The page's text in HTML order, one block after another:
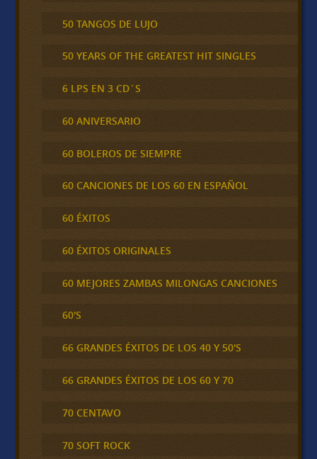
50 TANGOS DE LUJO
50 YEARS OF THE GREATEST HIT SINGLES
6 LPS EN 3 CD´S
60 ANIVERSARIO
60 BOLEROS DE SIEMPRE
60 CANCIONES DE LOS 60 EN ESPAÑOL
60 ÉXITOS
60 ÉXITOS ORIGINALES
60 MEJORES ZAMBAS MILONGAS CANCIONES
60'S
66 GRANDES ÉXITOS DE LOS 40 Y 50'S
66 GRANDES ÉXITOS DE LOS 60 Y 70
70 CENTAVO
70 SOFT ROCK